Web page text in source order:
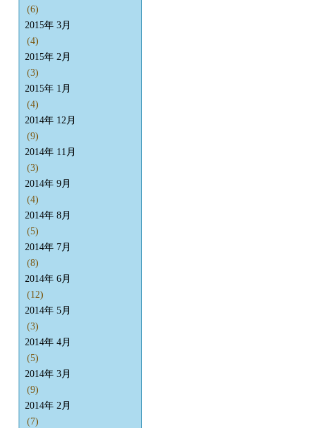
(6)
2015年 3月
(4)
2015年 2月
(3)
2015年 1月
(4)
2014年 12月
(9)
2014年 11月
(3)
2014年 9月
(4)
2014年 8月
(5)
2014年 7月
(8)
2014年 6月
(12)
2014年 5月
(3)
2014年 4月
(5)
2014年 3月
(9)
2014年 2月
(7)